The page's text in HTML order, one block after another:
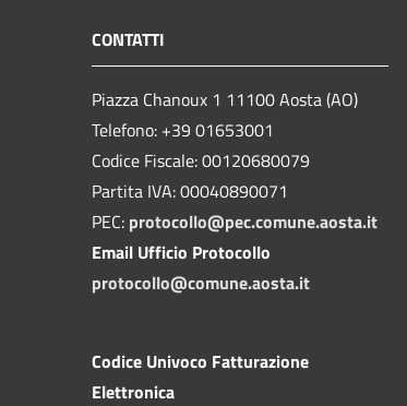
CONTATTI
Piazza Chanoux 1 11100 Aosta (AO)
Telefono: +39 01653001
Codice Fiscale: 00120680079
Partita IVA: 00040890071
PEC: protocollo@pec.comune.aosta.it
Email Ufficio Protocollo
protocollo@comune.aosta.it
Codice Univoco Fatturazione
Elettronica